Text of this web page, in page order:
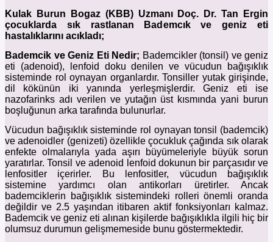
Kulak Burun Bogaz (KBB) Uzmanı Doç. Dr. Tan Ergin
çocuklarda sık rastlanan Bademcık ve geniz eti
hastalıklarını acıkladı;
Bademcik ve Geniz Eti Nedir; Bademcikler (tonsil) ve geniz
eti (adenoid), lenfoid doku denilen ve vücudun bağışıklık
sisteminde rol oynayan organlardır. Tonsiller yutak girişinde,
dil kökünün iki yanında yerleşmişlerdir. Geniz eti ise
nazofarinks adı verilen ve yutağın üst kısmında yani burun
boşluğunun arka tarafında bulunurlar.
Vücudun bağışıklık sisteminde rol oynayan tonsil (bademcik)
ve adenoidler (genizeti) özellikle çocukluk çağında sık olarak
enfekte olmalarıyla yada aşırı büyümeleriyle büyük sorun
yaratırlar. Tonsil ve adenoid lenfoid dokunun bir parçasıdır ve
lenfositler içerirler. Bu lenfositler, vücudun bağışıklık
sistemine yardımcı olan antikorları üretirler. Ancak
bademciklerin bağışıklık sistemindeki rolleri önemli oranda
değildir ve 2.5 yaşından itibaren aktif fonksiyonları kalmaz.
Bademcik ve geniz eti alınan kişilerde bağışıklıkla ilgili hiç bir
olumsuz durumun gelişmemeside bunu göstermektedir.